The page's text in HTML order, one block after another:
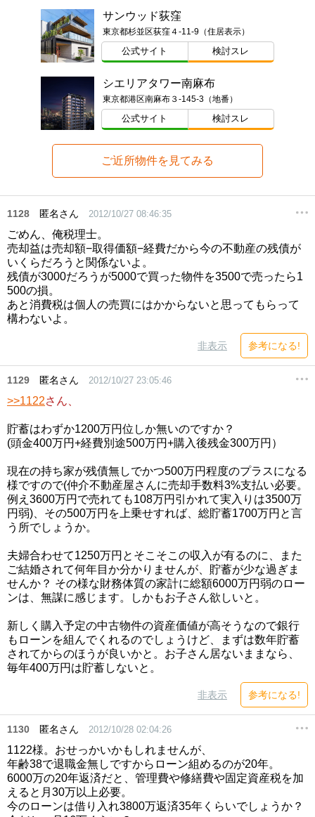
サンウッド荻窪
東京都杉並区荻窪４-11-9（住居表示）
公式サイト 検討スレ
シエリアタワー南麻布
東京都港区南麻布３-145-3（地番）
公式サイト 検討スレ
ご近所物件を見てみる
1128 匿名さん 2012/10/27 08:46:35
ごめん、俺税理士。
売却益は売却額−取得価額−経費だから今の不動産の残債が
いくらだろうと関係ないよ。
残債が3000だろうが5000で買った物件を3500で売ったら1
500の損。
あと消費税は個人の売買にはかからないと思ってもらって
構わないよ。
非表示 参考になる!
1129 匿名さん 2012/10/27 23:05:46
>>1122さん、
貯蓄はわずか1200万円位しか無いのですか？
(頭金400万円+経費別途500万円+購入後残金300万円）
現在の持ち家が残債無しでかつ500万円程度のプラスになる
様ですので(仲介不動産屋さんに売却手数料3%支払い必要。
例え3600万円で売れても108万円引かれて実入りは3500万
円弱)、その500万円を上乗せすれば、総貯蓄1700万円と言
う所でしょうか。
夫婦合わせて1250万円とそこそこの収入が有るのに、また
ご結婚されて何年目か分かりませんが、貯蓄が少な過ぎま
せんか？ その様な財務体質の家計に総額6000万円弱のロー
ンは、無謀に感じます。しかもお子さん欲しいと。
新しく購入予定の中古物件の資産価値が高そうなので銀行
もローンを組んでくれるのでしょうけど、まずは数年貯蓄
されてからのほうが良いかと。お子さん居ないままなら、
毎年400万円は貯蓄しないと。
非表示 参考になる!
1130 匿名さん 2012/10/28 02:04:26
1122様。おせっかいかもしれませんが、
年齢38で退職金無しですからローン組めるのが20年。
6000万の20年返済だと、管理費や修繕費や固定資産税を加
えると月30万以上必要。
今のローンは借り入れ3800万返済35年くらいでしょうか？